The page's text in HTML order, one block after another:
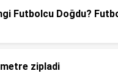
Futbolcu Doğdu?
zipladi